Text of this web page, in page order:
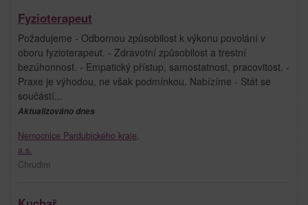
Fyzioterapeut
Požadujeme - Odbornou způsobilost k výkonu povolání v
oboru fyzioterapeut. - Zdravotní způsobilost a trestní
bezúhonnost. - Empatický přístup, samostatnost, pracovitost. -
Praxe je výhodou, ne však podmínkou. Nabízíme - Stát se
součástí...
Aktualizováno dnes
Nemocnice Pardubického kraje,
a.s.
Chrudim